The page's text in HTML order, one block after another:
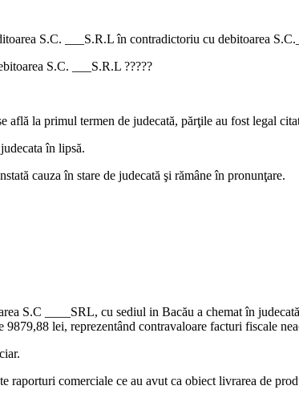
S.C. ___S.R.L în contradictoriu cu debitoarea
S.C. ___S.R.L ?????
află la primul termen de judecată, părţile au fost legal
în lipsă.
cauza în stare de judecată şi rămâne în pronunţare.
S.C ____SRL, cu sediul in Bacău a chemat în
9879,88 lei, reprezentând contravaloare facturi fiscale
raporturi comerciale ce au avut ca obiect livrarea de